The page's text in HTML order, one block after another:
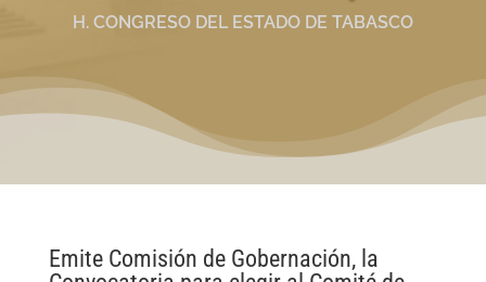
H. CONGRESO DEL ESTADO DE TABASCO
Emite Comisión de Gobernación, la